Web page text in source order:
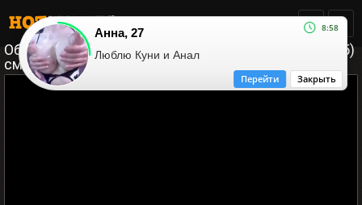
Объятие вампира / Embrace of the Vampire (1995)
смотреть эротику онлайн
Анна, 27
Люблю Куни и Анал
8:58
Закрыть
Перейти